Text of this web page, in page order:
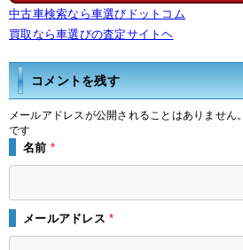
中古車検索なら車選びドットコム
買取なら車選びの査定サイトヘ
コメントを残す
メールアドレスが公開されることはありません。
です
名前 *
メールアドレス*